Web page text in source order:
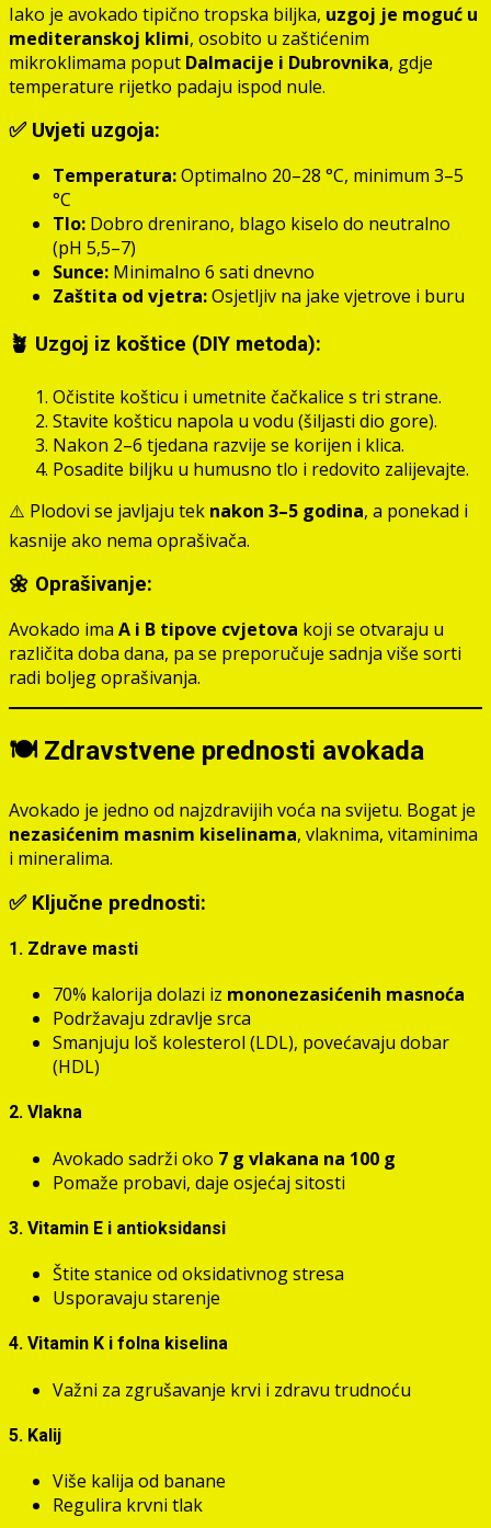
Iako je avokado tipično tropska biljka, uzgoj je moguć u
mediteranskoj klimi, osobito u zaštićenim
mikroklimama poput Dalmacije i Dubrovnika, gdje
temperature rijetko padaju ispod nule.
✅ Uvjeti uzgoja:
Temperatura:Optimalno 20–28 °C, minimum 3–5
°C
Tlo: Dobro drenirano, blago kiselo do neutralno
(pH 5,5–7)
Sunce: Minimalno 6 sati dnevno
Zaštita od vjetra:Osjetljiv na jake vjetrove i buru
🪴 Uzgoj iz koštice (DIY metoda):
Očistite košticu i umetnite čačkalice s tri strane.
Stavite košticu napola u vodu (šiljasti dio gore).
Nakon 2–6 tjedana razvije se korijen i klica.
Posadite biljku u humusno tlo i redovito zalijevajte.
⚠️ Plodovi se javljaju tek nakon 3–5 godina, a ponekad i
kasnije ako nema oprašivača.
🌼 Oprašivanje:
Avokado ima A i B tipove cvjetova koji se otvaraju u
različita doba dana, pa se preporučuje sadnja više sorti
radi boljeg oprašivanja.
🍽️ Zdravstvene prednosti avokada
Avokado je jedno od najzdravijih voća na svijetu. Bogat je
nezasićenim masnim kiselinama, vlaknima, vitaminima
i mineralima.
✅ Ključne prednosti:
1. Zdrave masti
70% kalorija dolazi iz mononezasićenih masnoća
Podržavaju zdravlje srca
Smanjuju loš kolesterol (LDL), povećavaju dobar
(HDL)
2. Vlakna
Avokado sadrži oko 7 g vlakana na 100 g
Pomaže probavi, daje osjećaj sitosti
3. Vitamin E i antioksidansi
Štite stanice od oksidativnog stresa
Usporavaju starenje
4. Vitamin K i folna kiselina
Važni za zgrušavanje krvi i zdravu trudnoću
5. Kalij
Više kalija od banane
Regulira krvni tlak